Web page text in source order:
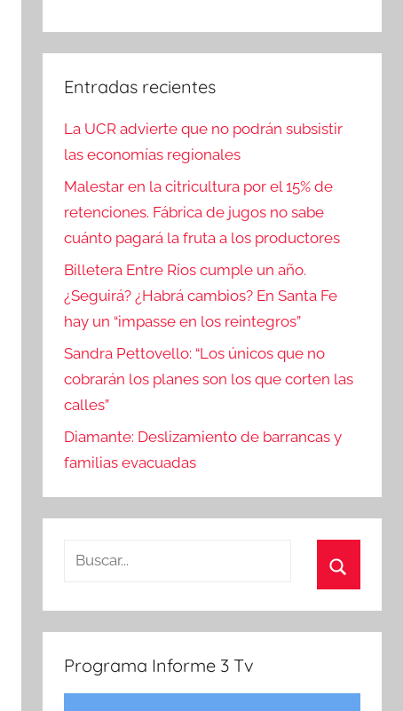
Entradas recientes
La UCR advierte que no podrán subsistir
las economías regionales
Malestar en la citricultura por el 15% de
retenciones. Fábrica de jugos no sabe
cuánto pagará la fruta a los productores
Billetera Entre Ríos cumple un año.
¿Seguirá? ¿Habrá cambios? En Santa Fe
hay un “impasse en los reintegros”
Sandra Pettovello: “Los únicos que no
cobrarán los planes son los que corten las
calles”
Diamante: Deslizamiento de barrancas y
familias evacuadas
Buscar:
Buscar
Programa Informe 3 Tv